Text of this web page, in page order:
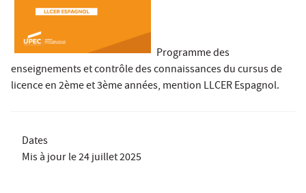
Programme des
enseignements et contrôle des connaissances du cursus de
licence en 2ème et 3ème années, mention LLCER Espagnol.
Dates
Mis à jour le24 juillet 2025